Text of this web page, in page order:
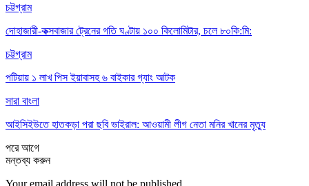
চট্টগ্রাম
দোহাজারী-কক্সবাজার ট্রেনের গতি ঘণ্টায় ১০০ কিলোমিটার, চলে ৮০কি:মি:
চট্টগ্রাম
পটিয়ায় ১ লাখ পিস ইয়াবাসহ ৬ বাইকার গ্যাং আটক
সারা বাংলা
আইসিইউতে হাতকড়া পরা ছবি ভাইরাল: আওয়ামী লীগ নেতা মনির খানের মৃত্যু
পরেআগে
মন্তব্য করুন
Your email address will not be published.